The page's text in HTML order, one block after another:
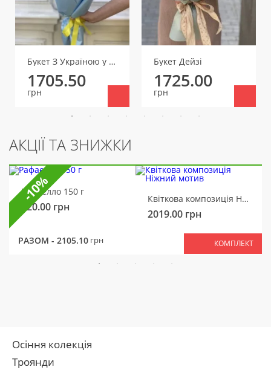
Букет З Україною у серці
1705.50
грн
Букет Дейзі
1725.00
грн
АКЦІЇ ТА ЗНИЖКИ
Рафаелло 150 г
320.00 грн
Квіткова композиція Ніжний мотив
2019.00 грн
РАЗОМ - 2105.10 грн КОМПЛЕКТ
-10%
Осіння колекція
Троянди